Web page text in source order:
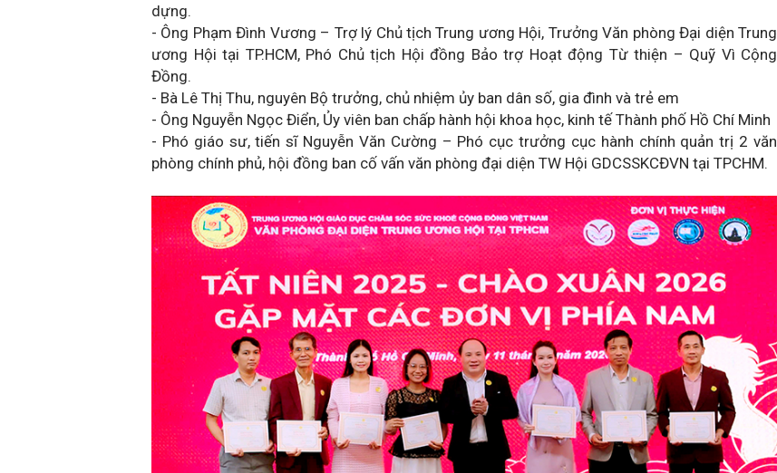
dựng.
- Ông Phạm Đình Vương – Trợ lý Chủ tịch Trung ương Hội, Trưởng Văn phòng Đại diện Trung
ương Hội tại TP.HCM, Phó Chủ tịch Hội đồng Bảo trợ Hoạt động Từ thiện – Quỹ Vì Cộng
Đồng.
- Bà Lê Thị Thu, nguyên Bộ trưởng, chủ nhiệm ủy ban dân số, gia đình và trẻ em
- Ông Nguyễn Ngọc Điển, Ủy viên ban chấp hành hội khoa học, kinh tế Thành phố Hồ Chí Minh
- Phó giáo sư, tiến sĩ Nguyễn Văn Cường – Phó cục trưởng cục hành chính quản trị 2 văn
phòng chính phủ, hội đồng ban cố vấn văn phòng đại diện TW Hội GDCSSKCĐVN tại TPCHM.